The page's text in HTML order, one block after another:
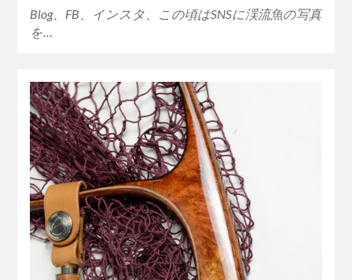
Blog、FB、インスタ、この頃はSNSに渓流魚の写真
を…